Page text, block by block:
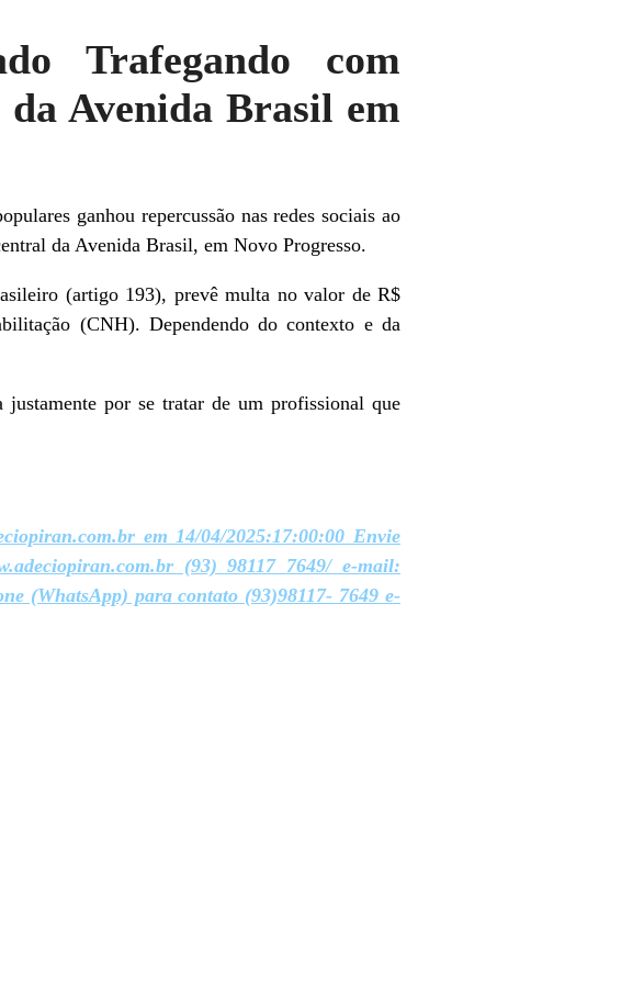
Trafegando com
Avenida Brasil em
ganhou repercussão nas redes sociais ao
da Avenida Brasil, em Novo Progresso.
(artigo 193), prevê multa no valor de R$
(CNH). Dependendo do contexto e da
por se tratar de um profissional que
em 14/04/2025:17:00:00 Envie
(93) 98117 7649/ e-mail:
(WhatsApp) para contato (93)98117- 7649 e-